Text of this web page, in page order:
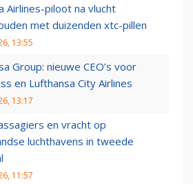
Airlines-piloot na vlucht
met duizenden xtc-pillen
13:55
Group: nieuwe CEO’s voor
en Lufthansa City Airlines
13:17
en vracht op
luchthavens in tweede
11:57